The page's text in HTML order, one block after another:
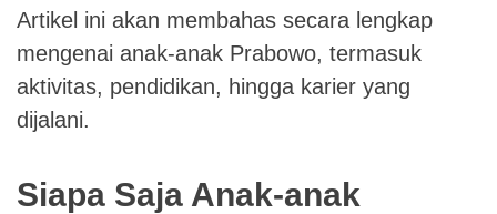
Artikel ini akan membahas secara lengkap
mengenai anak-anak Prabowo, termasuk
aktivitas, pendidikan, hingga karier yang
dijalani.
Siapa Saja Anak-anak